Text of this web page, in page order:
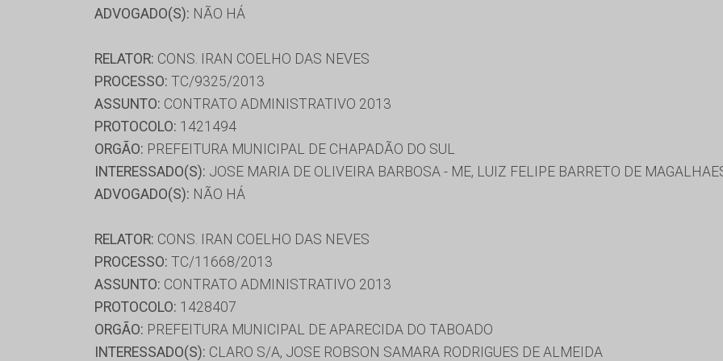
ADVOGADO(S): NÃO HÁ
RELATOR: CONS. IRAN COELHO DAS NEVES
PROCESSO: TC/9325/2013
ASSUNTO: CONTRATO ADMINISTRATIVO 2013
PROTOCOLO: 1421494
ORGÃO: PREFEITURA MUNICIPAL DE CHAPADÃO DO SUL
INTERESSADO(S): JOSE MARIA DE OLIVEIRA BARBOSA - ME, LUIZ FELIPE BARRETO DE
ADVOGADO(S): NÃO HÁ
RELATOR: CONS. IRAN COELHO DAS NEVES
PROCESSO: TC/11668/2013
ASSUNTO: CONTRATO ADMINISTRATIVO 2013
PROTOCOLO: 1428407
ORGÃO: PREFEITURA MUNICIPAL DE APARECIDA DO TABOADO
INTERESSADO(S): CLARO S/A, JOSE ROBSON SAMARA RODRIGUES DE ALMEIDA